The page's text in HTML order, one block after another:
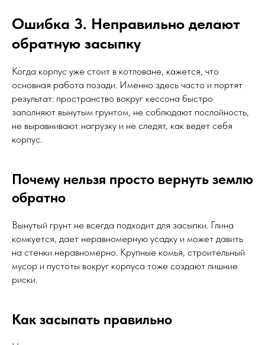
Ошибка 3. Неправильно делают
обратную засыпку
Когда корпус уже стоит в котловане, кажется, что
основная работа позади. Именно здесь часто и портят
результат: пространство вокруг кессона быстро
заполняют вынутым грунтом, не соблюдают послойность,
не выравнивают нагрузку и не следят, как ведет себя
корпус.
Почему нельзя просто вернуть землю
обратно
Вынутый грунт не всегда подходит для засыпки. Глина
комкуется, дает неравномерную усадку и может давить
на стенки неравномерно. Крупные комья, строительный
мусор и пустоты вокруг корпуса тоже создают лишние
риски.
Как засыпать правильно